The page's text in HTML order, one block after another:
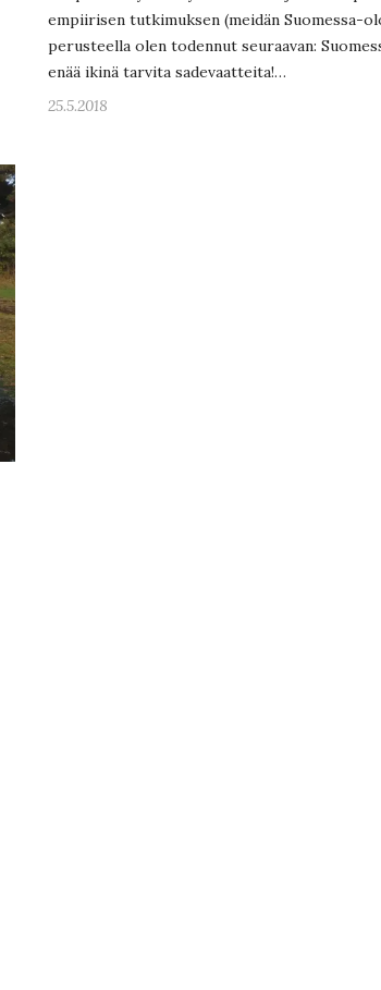
empiirisen tutkimuksen (meidän Suomessa-
perusteella olen todennut seuraavan:
enää ikinä tarvita sadevaatteita!…
25.5.2018